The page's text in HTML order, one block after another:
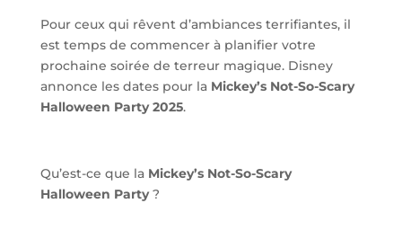
Pour ceux qui rêvent d’ambiances terrifiantes, il
est temps de commencer à planifier votre
prochaine soirée de terreur magique. Disney
annonce les dates pour la Mickey’s Not-So-Scary
Halloween Party 2025.
Qu’est-ce que la Mickey’s Not-So-Scary
Halloween Party?